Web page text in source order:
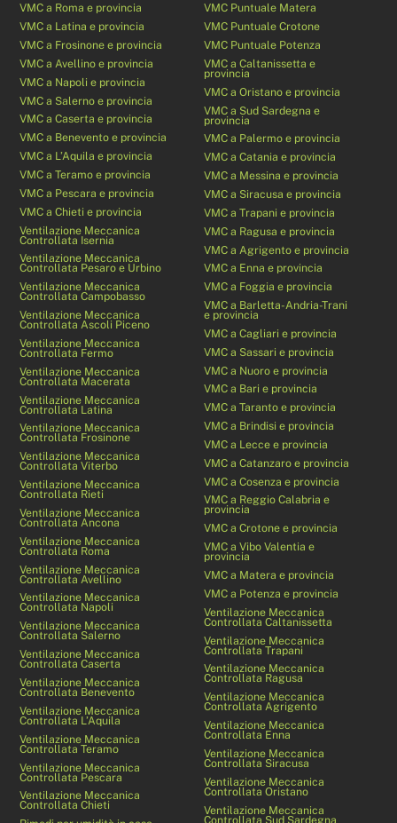
VMC a Roma e provincia
VMC a Latina e provincia
VMC a Frosinone e provincia
VMC a Avellino e provincia
VMC a Napoli e provincia
VMC a Salerno e provincia
VMC a Caserta e provincia
VMC a Benevento e provincia
VMC a L’Aquila e provincia
VMC a Teramo e provincia
VMC a Pescara e provincia
VMC a Chieti e provincia
Ventilazione Meccanica
Controllata Isernia
Ventilazione Meccanica
Controllata Pesaro e Urbino
Ventilazione Meccanica
Controllata Campobasso
Ventilazione Meccanica
Controllata Ascoli Piceno
Ventilazione Meccanica
Controllata Fermo
Ventilazione Meccanica
Controllata Macerata
Ventilazione Meccanica
Controllata Latina
Ventilazione Meccanica
Controllata Frosinone
Ventilazione Meccanica
Controllata Viterbo
Ventilazione Meccanica
Controllata Rieti
Ventilazione Meccanica
Controllata Ancona
Ventilazione Meccanica
Controllata Roma
Ventilazione Meccanica
Controllata Avellino
Ventilazione Meccanica
Controllata Napoli
Ventilazione Meccanica
Controllata Salerno
Ventilazione Meccanica
Controllata Caserta
Ventilazione Meccanica
Controllata Benevento
Ventilazione Meccanica
Controllata L’Aquila
Ventilazione Meccanica
Controllata Teramo
Ventilazione Meccanica
Controllata Pescara
Ventilazione Meccanica
Controllata Chieti
VMC Puntuale Matera
VMC Puntuale Crotone
VMC Puntuale Potenza
VMC a Caltanissetta e
provincia
VMC a Oristano e provincia
VMC a Sud Sardegna e
provincia
VMC a Palermo e provincia
VMC a Catania e provincia
VMC a Messina e provincia
VMC a Siracusa e provincia
VMC a Trapani e provincia
VMC a Ragusa e provincia
VMC a Agrigento e provincia
VMC a Enna e provincia
VMC a Foggia e provincia
VMC a Barletta-Andria-Trani
e provincia
VMC a Cagliari e provincia
VMC a Sassari e provincia
VMC a Nuoro e provincia
VMC a Bari e provincia
VMC a Taranto e provincia
VMC a Brindisi e provincia
VMC a Lecce e provincia
VMC a Catanzaro e provincia
VMC a Cosenza e provincia
VMC a Reggio Calabria e
provincia
VMC a Crotone e provincia
VMC a Vibo Valentia e
provincia
VMC a Matera e provincia
VMC a Potenza e provincia
Ventilazione Meccanica
Controllata Caltanissetta
Ventilazione Meccanica
Controllata Trapani
Ventilazione Meccanica
Controllata Ragusa
Ventilazione Meccanica
Controllata Agrigento
Ventilazione Meccanica
Controllata Enna
Ventilazione Meccanica
Controllata Siracusa
Ventilazione Meccanica
Controllata Oristano
Ventilazione Meccanica
Controllata Sud Sardegna